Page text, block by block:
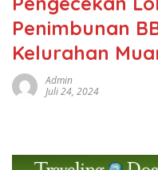
Penimbunan
Kelurahan
Admin
Juli 24, 2024